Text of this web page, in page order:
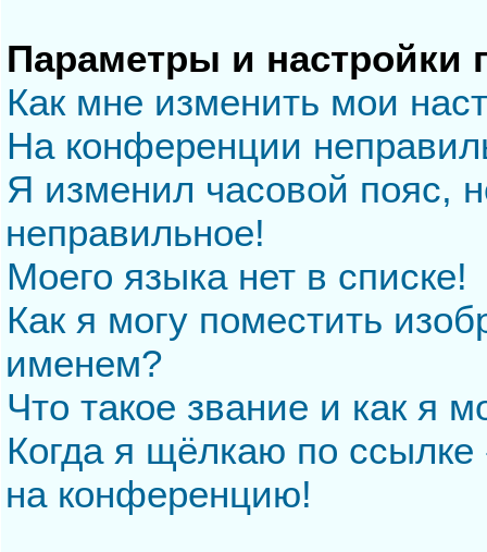
Параметры и настройки
Как мне изменить мои
На конференции
Я изменил часовой пояс,
неправильное!
Моего языка нет в списке!
Как я могу поместить
именем?
Что такое звание и как я
Когда я щёлкаю по
на конференцию!